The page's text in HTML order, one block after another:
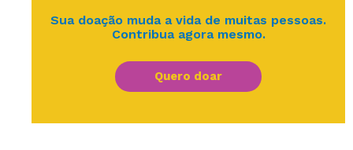
Sua doação muda a vida de muitas pessoas.
Contribua agora mesmo.
Quero doar